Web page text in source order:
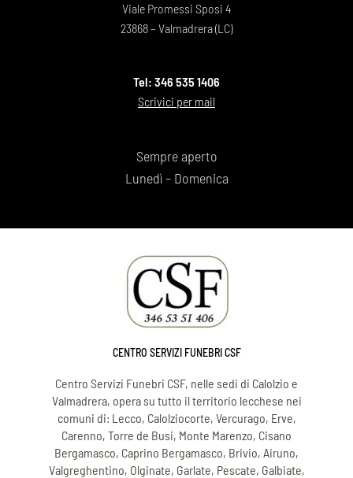
Viale Promessi Sposi 4
23868 – Valmadrera (LC)
Tel: 346 535 1406
Scrivici per mail
Sempre aperto
Lunedì – Domenica
CENTRO SERVIZI FUNEBRI CSF
Centro Servizi Funebri CSF, nelle sedi di Calolzio e
Valmadrera, opera su tutto il territorio lecchese nei
comuni di: Lecco, Calolziocorte, Vercurago, Erve,
Carenno, Torre de Busi, Monte Marenzo, Cisano
Bergamasco, Caprino Bergamasco, Brivio, Airuno,
Valgreghentino, Olginate, Garlate, Pescate, Galbiate,